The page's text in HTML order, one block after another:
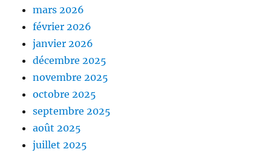
mars 2026
février 2026
janvier 2026
décembre 2025
novembre 2025
octobre 2025
septembre 2025
août 2025
juillet 2025